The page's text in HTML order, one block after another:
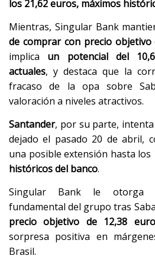
los 21,62 euros, máximos
Mientras, Singular Bank
de comprar con precio objetivo
implica un potencial del
actuales, y destaca que la
fracaso de la opa sobre
valoración a niveles atractivos.
Santander, por su parte,
dejado el pasado 20 de abril,
una posible extensión hasta los
históricos del banco.
Singular Bank le otorga
fundamental del grupo tras
precio objetivo de 12,38
sorpresa positiva en
Brasil.